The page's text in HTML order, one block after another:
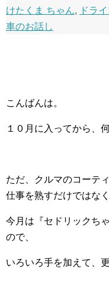
けたくま ちゃん, ドラ
車のお話し
こんばんは。
１０月に入ってから、
ただ、クルマのコーテ
仕事を熟すだけではな
今月は『セドリックち
ので、
いろいろ手を加えて、